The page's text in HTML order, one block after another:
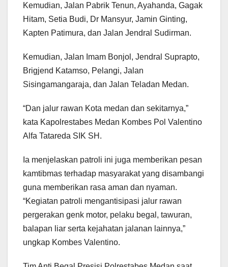
Kemudian, Jalan Pabrik Tenun, Ayahanda, Gagak
Hitam, Setia Budi, Dr Mansyur, Jamin Ginting,
Kapten Patimura, dan Jalan Jendral Sudirman.
Kemudian, Jalan Imam Bonjol, Jendral Suprapto,
Brigjend Katamso, Pelangi, Jalan
Sisingamangaraja, dan Jalan Teladan Medan.
“Dan jalur rawan Kota medan dan sekitarnya,”
kata Kapolrestabes Medan Kombes Pol Valentino
Alfa Tatareda SIK SH.
Ia menjelaskan patroli ini juga memberikan pesan
kamtibmas terhadap masyarakat yang disambangi
guna memberikan rasa aman dan nyaman.
“Kegiatan patroli mengantisipasi jalur rawan
pergerakan genk motor, pelaku begal, tawuran,
balapan liar serta kejahatan jalanan lainnya,”
ungkap Kombes Valentino.